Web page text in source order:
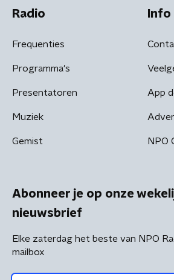
Radio
Frequenties
Programma's
Presentatoren
Muziek
Gemist
Info
App
NPO
Abonneer je op onze
nieuwsbrief
Elke zaterdag het beste van NPO
mailbox